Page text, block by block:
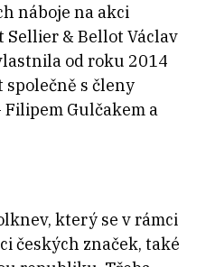
náboje na akci
& Bellot Václav
od roku 2014
s členy
Gulčakem a
který se v rámci
českých značek, také